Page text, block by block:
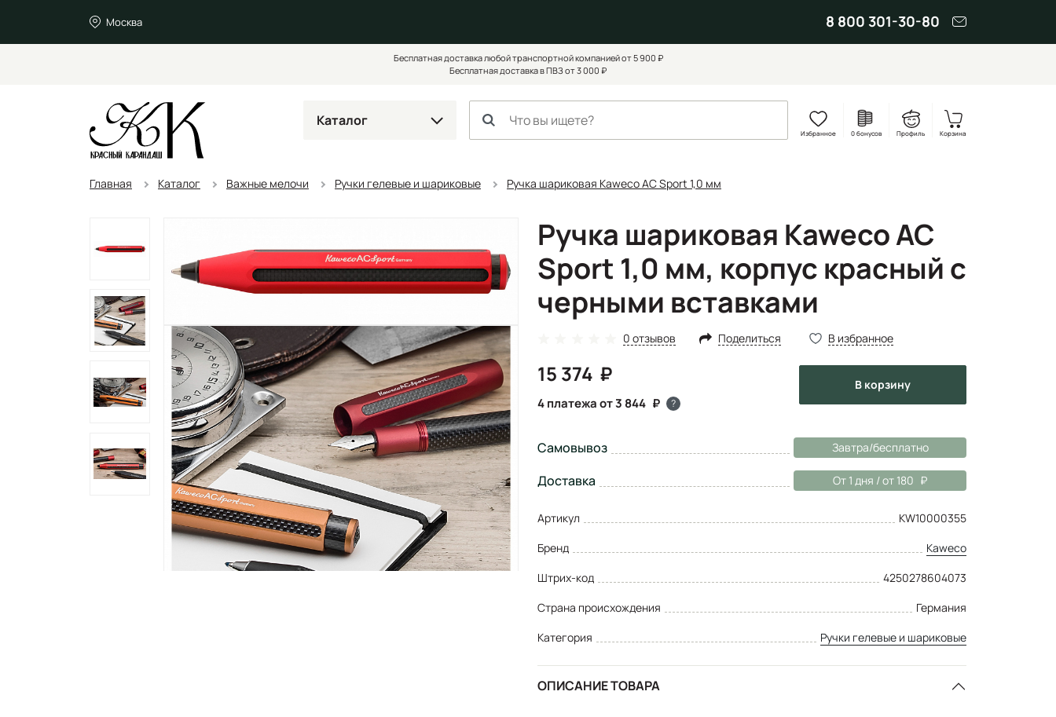
Москва 8 800 301-30-80
Бесплатная доставка любой транспортной компанией от 5 900 ₽
Бесплатная доставка в ПВЗ от 3 000 ₽
Каталог
Избранное 0 бонусов Профиль Корзина
Главная Каталог Важные мелочи Ручки гелевые и шариковые Ручка шариковая Kaweco AC Sport 1,0 мм
Ручка шариковая Kaweco AC
Sport 1,0 мм, корпус красный с
черными вставками
0 отзывов Поделиться В избранное
15 374
4 платежа от 3 844 ?
в корзину
Самовывоз Завтра/бесплатно
Доставка От 1 дня / от 180
Артикул
KW10000355
Бренд
Kaweco
Штрих-код
4250278604073
Страна происхождения
Германия
Категория
Ручки гелевые и шариковые
ОПИСАНИЕ ТОВАРА